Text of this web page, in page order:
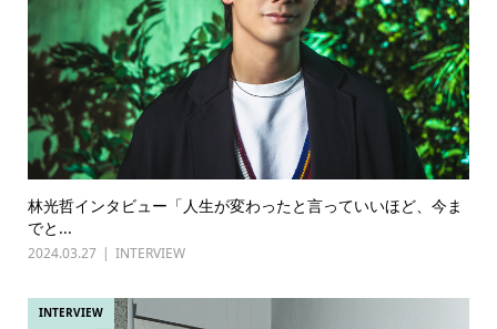
林光哲インタビュー「人生が変わったと言っていいほど、今ま
でと...
2024.03.27 INTERVIEW
INTERVIEW